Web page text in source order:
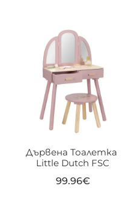
Дървена Тоалетка
Little Dutch FSC
99.96€